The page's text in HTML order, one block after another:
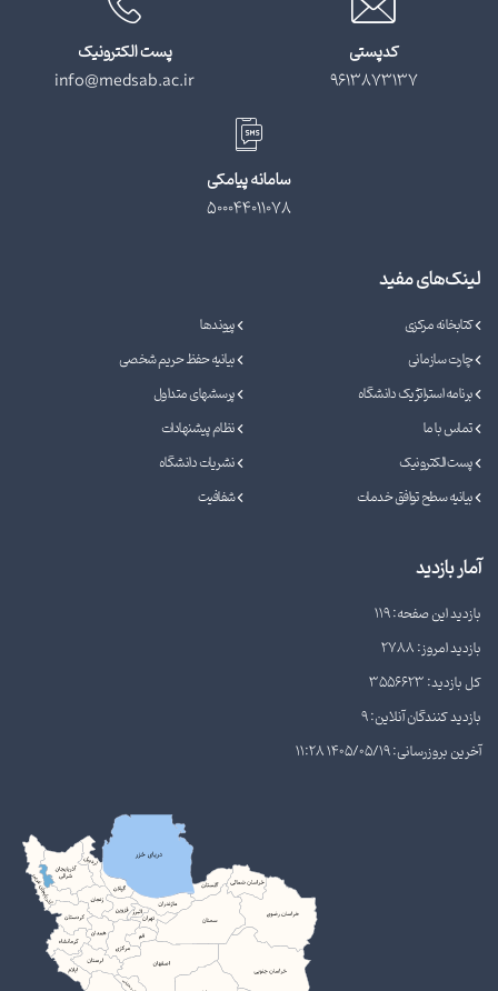
کدپستی
9613873137
پست الکترونیک
info@medsab.ac.ir
سامانه پیامکی
500044011078
لینک‌های مفید
کتابخانه مرکزی
پیوندها
چارت سازمانی
بیانیه حفظ حریم شخصی
برنامه استراتژیک دانشگاه
پرسشهای متداول
تماس با ما
نظام پیشنهادات
پست الکترونیک
نشریات دانشگاه
بیانیه سطح توافق خدمات
شفافیت
آمار بازدید
بازدید این صفحه: 119
بازدید امروز: 2788
کل بازدید: 3556623
بازدید کنندگان آنلاین: 9
آخرین بروزرسانی: 1405/05/19 11:28